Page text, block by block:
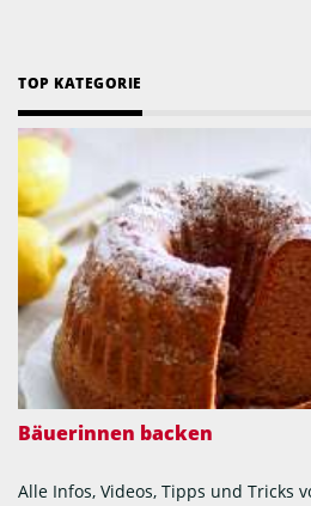
TOP KATEGORIE
Bäuerinnen backen
Alle Infos, Videos, Tipps und Tricks